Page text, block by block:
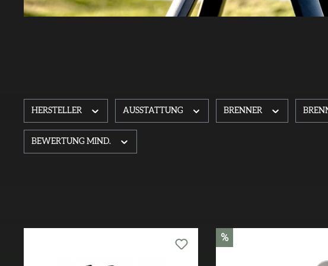
HERSTELLER AUSSTATTUNG BRENNER
BEWERTUNG MIND.
%